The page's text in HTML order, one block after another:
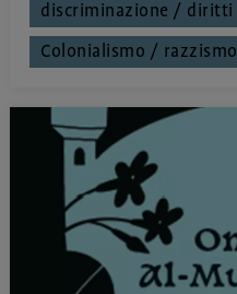
discriminazione / diritti
Colonialismo / razzismo